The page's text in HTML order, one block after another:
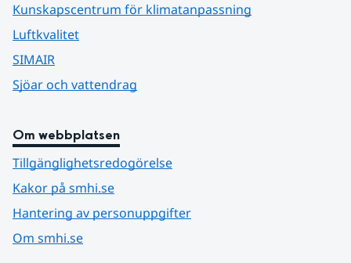
Kunskapscentrum för klimatanpassning
Luftkvalitet
SIMAIR
Sjöar och vattendrag
Om webbplatsen
Tillgänglighetsredogörelse
Kakor på smhi.se
Hantering av personuppgifter
Om smhi.se